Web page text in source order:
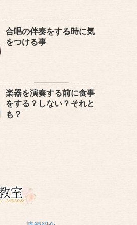
合唱の伴奏をする時に気
をつける事
楽器を演奏する前に食事
をする？しない？それと
も？